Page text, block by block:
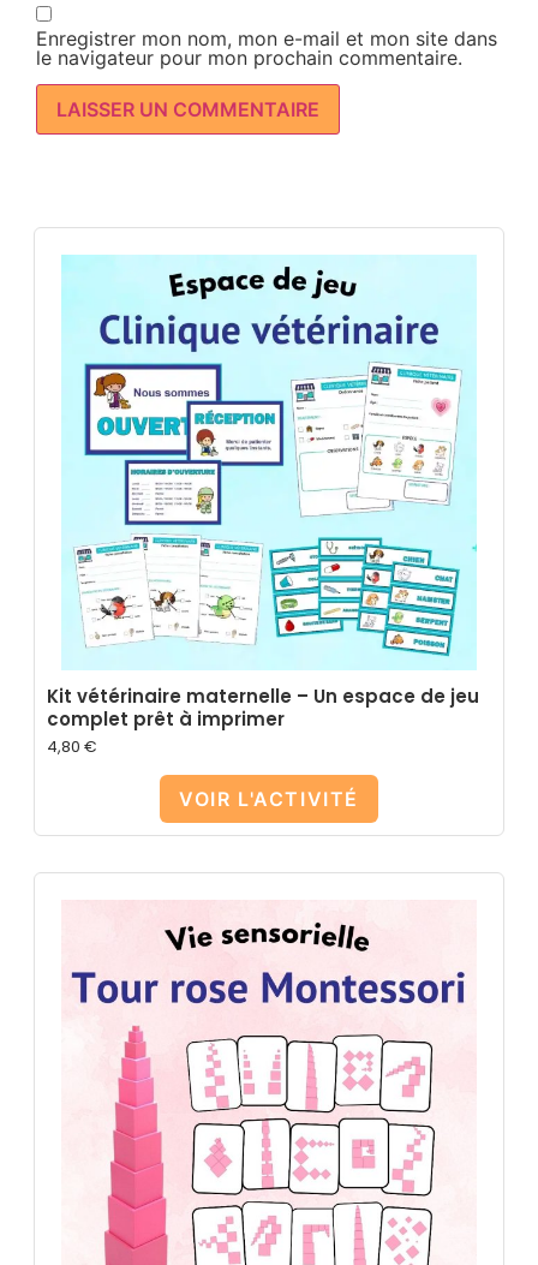
Enregistrer mon nom, mon e-mail et mon site dans
le navigateur pour mon prochain commentaire.
Kit vétérinaire maternelle – Un espace de jeu
complet prêt à imprimer
4,80 €
VOIR L'ACTIVITÉ